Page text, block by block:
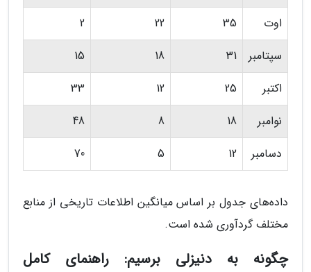
اوت
35
22
2
سپتامبر
31
18
15
اکتبر
25
12
33
نوامبر
18
8
48
دسامبر
12
5
70
داده‌های جدول بر اساس میانگین اطلاعات تاریخی از منابع
مختلف گردآوری شده است.
چگونه به دنیزلی برسیم: راهنمای کامل